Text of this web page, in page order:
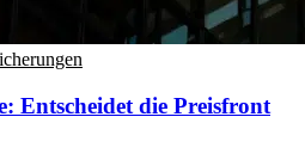
Entscheidet die Preisfront